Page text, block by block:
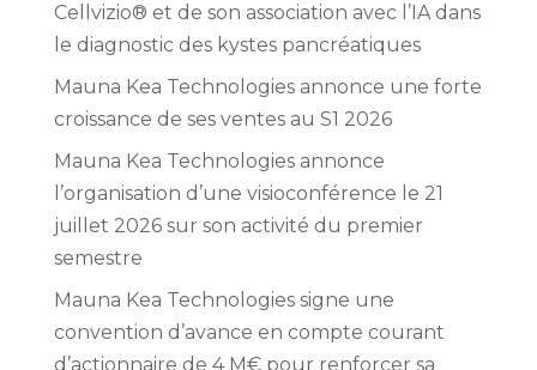
Cellvizio® et de son association avec l’IA dans
le diagnostic des kystes pancréatiques
Mauna Kea Technologies annonce une forte
croissance de ses ventes au S1 2026
Mauna Kea Technologies annonce
l’organisation d’une visioconférence le 21
juillet 2026 sur son activité du premier
semestre
Mauna Kea Technologies signe une
convention d’avance en compte courant
d’actionnaire de 4 M€ pour renforcer sa